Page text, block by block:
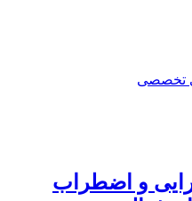
تخصصی
و اضطراب